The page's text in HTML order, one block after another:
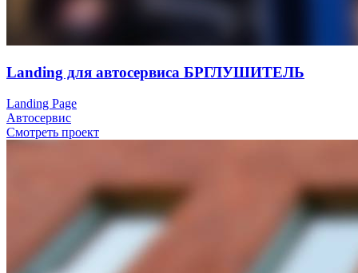
Landing для автосервиса БРГЛУШИТЕЛЬ
Landing Page
Автосервис
Смотреть проект